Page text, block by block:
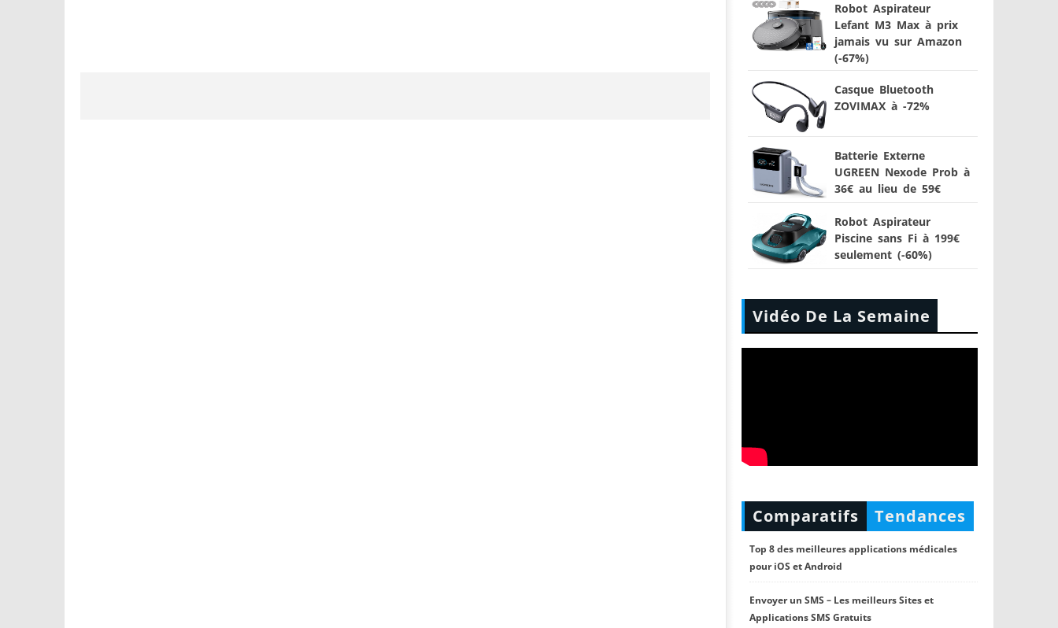
Robot Aspirateur
Lefant M3 Max à prix
jamais vu sur Amazon
(-67%)
Casque Bluetooth
ZOVIMAX à -72%
Batterie Externe
UGREEN Nexode Prob à
36€ au lieu de 59€
Robot Aspirateur
Piscine sans Fi à 199€
seulement (-60%)
Vidéo De La Semaine
Comparatifs Tendances
Top 8 des meilleures applications médicales
pour iOS et Android
Envoyer un SMS – Les meilleurs Sites et
Applications SMS Gratuits